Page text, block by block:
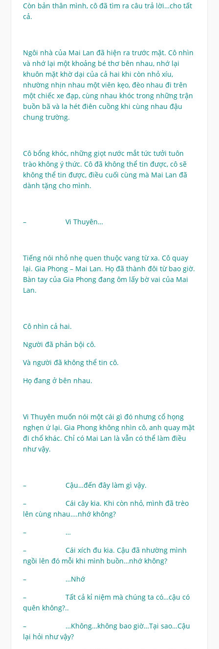
Còn bản thân mình, cô đã tìm ra câu trả lời…cho tất
cả.
Ngôi nhà của Mai Lan đã hiện ra trước mặt. Cô nhìn
và nhớ lại một khoảng bé thơ bên nhau, nhớ lại
khuôn mặt khờ dại của cả hai khi còn nhỏ xíu,
nhường nhịn nhau một viên kẹo, đèo nhau đi trên
một chiếc xe đạp, cùng nhau khóc trong những trận
buồn bã và la hét điên cuồng khi cùng nhau đậu
chung trường.
Cô bổng khóc, những giọt nước mắt tức tưởi tuôn
trào không ý thức. Cô đã không thể tin được, cô sẽ
không thể tin được, điều cuối cùng mà Mai Lan đã
dành tặng cho mình.
– Vi Thuyên…
Tiếng nói nhỏ nhẹ quen thuộc vang từ xa. Cô quay
lại. Gia Phong – Mai Lan. Họ đã thành đôi từ bao giờ.
Bàn tay của Gia Phong đang ôm lấy bờ vai của Mai
Lan.
Cô nhìn cả hai.
Người đã phản bội cô.
Và người đã không thể tin cô.
Họ đang ở bên nhau.
Vi Thuyên muốn nói một cái gì đó nhưng cổ họng
nghẹn ứ lại. Gia Phong không nhìn cô, anh quay mặt
đi chổ khác. Chỉ có Mai Lan là vẫn có thể làm điều
như vậy.
– Cậu…đến đây làm gì vậy.
– Cái cây kia. Khi còn nhỏ, mình đã trèo
lên cùng nhau….nhớ không?
– …
– Cái xích đu kia. Cậu đã nhường mình
ngồi lên đó mỗi khi mình buồn…nhớ không?
– …Nhớ
– Tất cả kỉ niệm mà chúng ta có…cậu có
quên không?..
– …Không…không bao giờ…Tại sao…Cậu
lại hỏi như vậy?